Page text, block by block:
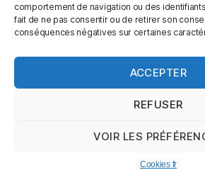
comportement de navigation ou des
fait de ne pas consentir ou de retirer son
conséquences négatives sur certaines
ACCEPTER
REFUSER
VOIR LES
Cookies fr